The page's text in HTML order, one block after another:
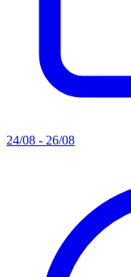
24/08 - 26/08